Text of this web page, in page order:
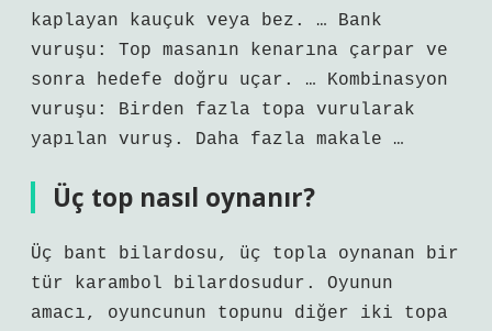
kaplayan kauçuk veya bez. … Bank
vuruşu: Top masanın kenarına çarpar ve
sonra hedefe doğru uçar. … Kombinasyon
vuruşu: Birden fazla topa vurularak
yapılan vuruş. Daha fazla makale …
Üç top nasıl oynanır?
Üç bant bilardosu, üç topla oynanan bir
tür karambol bilardosudur. Oyunun
amacı, oyuncunun topunu diğer iki topa